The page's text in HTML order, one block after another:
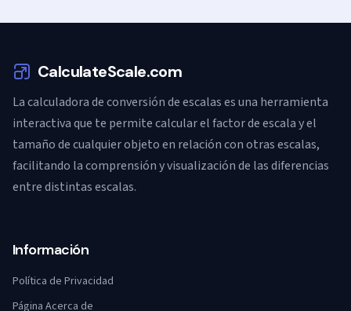
CalculateScale.com
La calculadora de conversión de escalas es una herramienta
interactiva que te permite calcular el factor de escala y el
tamaño de cualquier objeto en relación con otras escalas,
facilitando la comprensión y visualización de las diferencias
entre distintas escalas.
Información
Política de Privacidad
Página Acerca de